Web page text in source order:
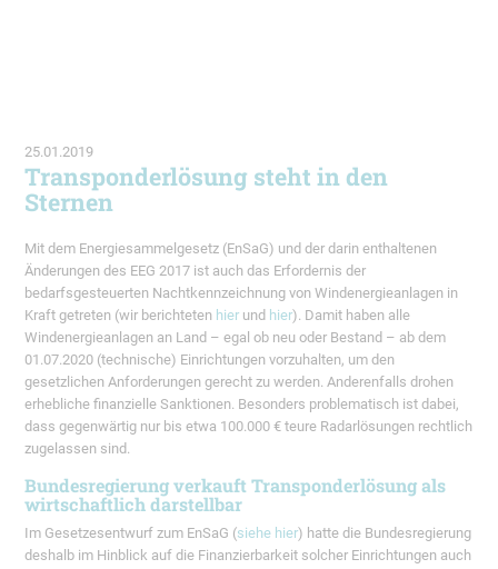
25.01.2019
Transponderlösung steht in den
Sternen
Mit dem Energiesammelgesetz (EnSaG) und der darin enthaltenen
Änderungen des EEG 2017 ist auch das Erfordernis der
bedarfsgesteuerten Nachtkennzeichnung von Windenergieanlagen in
Kraft getreten (wir berichteten hier und hier). Damit haben alle
Windenergieanlagen an Land – egal ob neu oder Bestand – ab dem
01.07.2020 (technische) Einrichtungen vorzuhalten, um den
gesetzlichen Anforderungen gerecht zu werden. Anderenfalls drohen
erhebliche finanzielle Sanktionen. Besonders problematisch ist dabei,
dass gegenwärtig nur bis etwa 100.000 € teure Radarlösungen rechtlich
zugelassen sind.
Bundesregierung verkauft Transponderlösung als
wirtschaftlich darstellbar
Im Gesetzesentwurf zum EnSaG (siehe hier) hatte die Bundesregierung
deshalb im Hinblick auf die Finanzierbarkeit solcher Einrichtungen auch